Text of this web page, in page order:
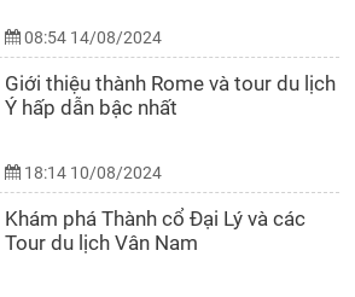
08:54 14/08/2024
Giới thiệu thành Rome và tour du lịch
Ý hấp dẫn bậc nhất
18:14 10/08/2024
Khám phá Thành cổ Đại Lý và các
Tour du lịch Vân Nam